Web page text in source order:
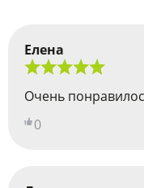
Елена
Очень
0